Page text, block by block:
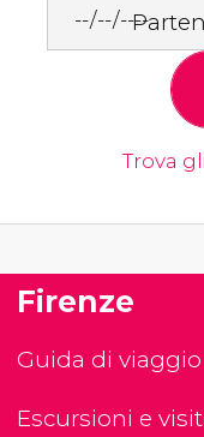
Trova
Firenze
Guida di viaggio
Escursioni e